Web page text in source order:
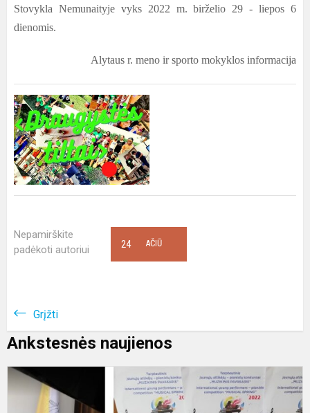
Stovykla Nemunaityje vyks 2022 m. birželio 29 - liepos 6
dienomis.
Alytaus r. meno ir sporto mokyklos informacija
Nepamirškite
padėkoti autoriui
AČIŪ
24
Grįžti
Ankstesnės naujienos